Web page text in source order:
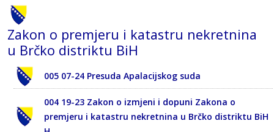
Zakon o premjeru i katastru nekretnina
u Brčko distriktu BiH
005 07-24 Presuda Apalacijskog suda
004 19-23 Zakon o izmjeni i dopuni Zakona o
premjeru i katastru nekretnina u Brčko distriktu BiH